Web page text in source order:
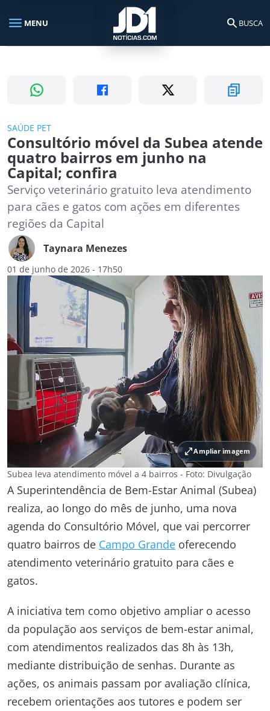
Busca no portal
menu MENU search BUSCA
SAÚDE PET
Consultório móvel da Subea atende
quatro bairros em junho na
Capital; confira
Serviço veterinário gratuito leva atendimento
para cães e gatos com ações em diferentes
regiões da Capital
Taynara Menezes
01 de junho de 2026 - 17h50
open_in_fullAmpliar imagem
Subea leva atendimento móvel a 4 bairros - Foto: Divulgação
A Superintendência de Bem-Estar Animal (Subea)
realiza, ao longo do mês de junho, uma nova
agenda do Consultório Móvel, que vai percorrer
quatro bairros de Campo Grande oferecendo
atendimento veterinário gratuito para cães e
gatos.
A iniciativa tem como objetivo ampliar o acesso
da população aos serviços de bem-estar animal,
com atendimentos realizados das 8h às 13h,
mediante distribuição de senhas. Durante as
ações, os animais passam por avaliação clínica,
recebem orientações aos tutores e podem ser